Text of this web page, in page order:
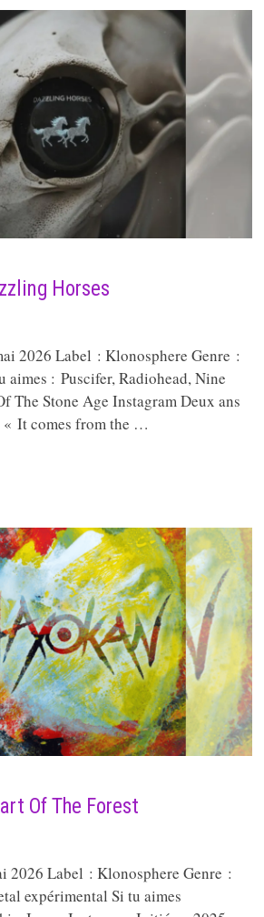
Horses
2026 Label : Klonosphere Genre :
: Puscifer, Radiohead, Nine
The Stone Age Instagram Deux ans
« It comes from the …
Of The Forest
2026 Label : Klonosphere Genre :
expérimental Si tu aimes